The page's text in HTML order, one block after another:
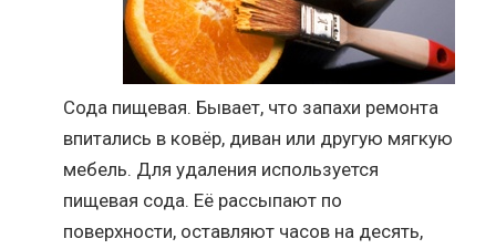
Сода пищевая. Бывает, что запахи ремонта
впитались в ковёр, диван или другую мягкую
мебель. Для удаления используется
пищевая сода. Её рассыпают по
поверхности, оставляют часов на десять,